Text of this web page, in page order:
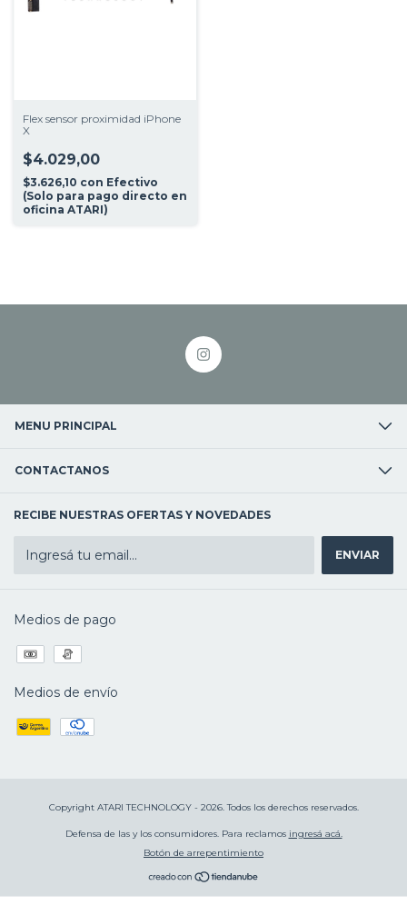
Flex sensor proximidad iPhone
X
$4.029,00
$3.626,10 con Efectivo
(Solo para pago directo en
oficina ATARI)
MENU PRINCIPAL
CONTACTANOS
RECIBE NUESTRAS OFERTAS Y NOVEDADES
Medios de pago
Medios de envío
Copyright ATARI TECHNOLOGY - 2026. Todos los derechos reservados.
Defensa de las y los consumidores. Para reclamos ingresá acá.
Botón de arrepentimiento